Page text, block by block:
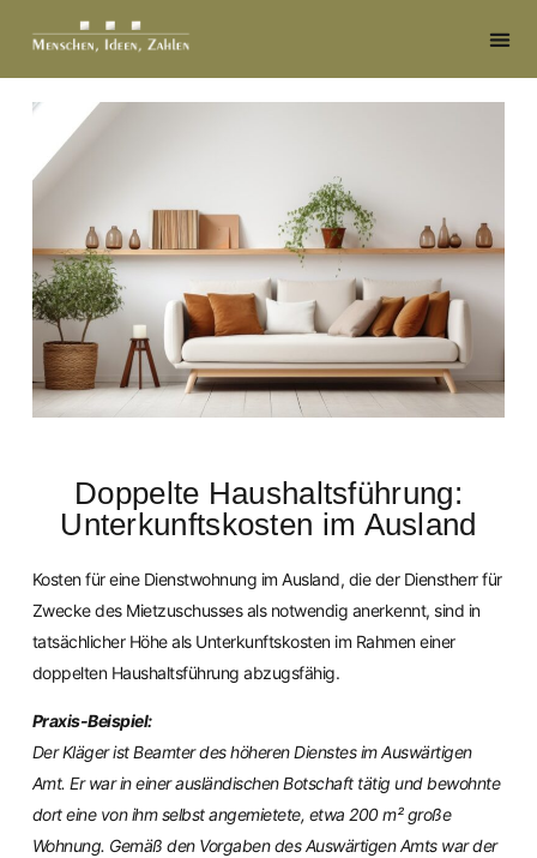
Doppelte Haushaltsführung:
Unterkunftskosten im Ausland
Kosten für eine Dienstwohnung im Ausland, die der Dienstherr für
Zwecke des Mietzuschusses als notwendig anerkennt, sind in
tatsächlicher Höhe als Unterkunftskosten im Rahmen einer
doppelten Haushaltsführung abzugsfähig.
Praxis-Beispiel:
Der Kläger ist Beamter des höheren Dienstes im Auswärtigen
Amt. Er war in einer ausländischen Botschaft tätig und bewohnte
dort eine von ihm selbst angemietete, etwa 200 m² große
Wohnung. Gemäß den Vorgaben des Auswärtigen Amts war der